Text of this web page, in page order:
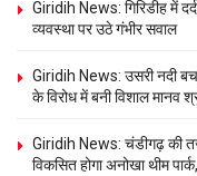
Giridih News: गिरिडीह में
व्यवस्था पर उठे गंभीर सवाल
Giridih News: उसरी नदी
के विरोध में बनी विशाल
Giridih News: चंडीगढ़ की
विकसित होगा अनोखा थीम